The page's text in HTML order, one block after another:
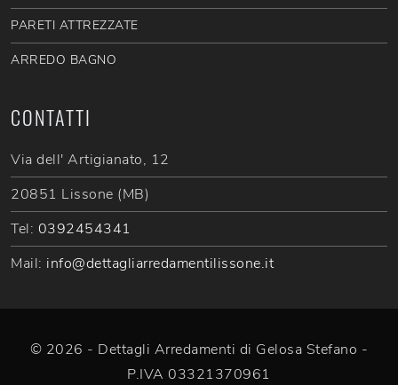
PARETI ATTREZZATE
ARREDO BAGNO
CONTATTI
Via dell' Artigianato, 12
20851 Lissone (MB)
Tel: 0392454341
Mail: info@dettagliarredamentilissone.it
© 2026 - Dettagli Arredamenti di Gelosa Stefano -
P.IVA 03321370961